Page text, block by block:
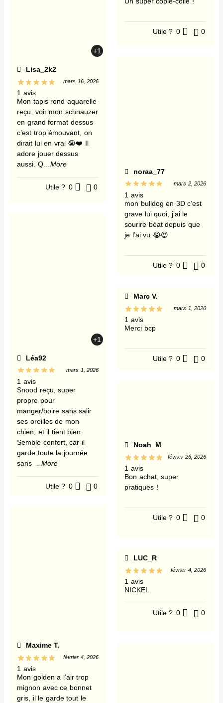
Utile ? 0 0
+1
Lisa_2k2
1 avis
mars 16, 2026
Mon tapis rond aquarelle
reçu, voir mon schnauzer
en grand format dessus
c’est trop émouvant, on
dirait lui en vrai 😭❤️ Il
adore jouer dessus
aussi. Q
...More
Utile ? 0 0
noraa_77
1 avis
mars 2, 2026
mon bulldog en 3D c’est
grave lui quoi, j’ai le
sourire béat depuis que
je l’ai vu 😭😍
Utile ? 0 0
+1
Léa92
1 avis
mars 1, 2026
Snood reçu, super
propre pour
manger/boire sans salir
ses oreilles de mon
chien, et il tient bien.
Semble confort, car il
garde toute la journée
sans
...More
Utile ? 0 0
Marc V.
1 avis
mars 1, 2026
Merci bcp
Utile ? 0 0
Noah_M
1 avis
février 26, 2026
Bon achat, super
pratiques !
Utile ? 0 0
Maxime T.
1 avis
février 4, 2026
Mon golden a l’air trop
mignon avec ce bonnet
gris, il le garde tout le
LUC_R
1 avis
février 4, 2026
NICKEL
Utile ? 0 0